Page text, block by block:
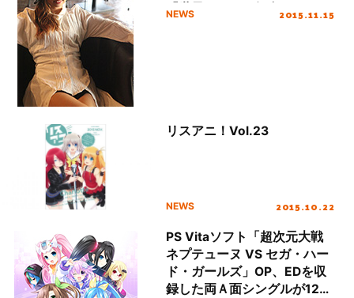
「世界は一つの舞台」ジャケ
NEWS 2015.11.15
リスアニ！Vol.23
NEWS 2015.10.22
PS Vitaソフト「超次元大戦
ネプテューヌ VS セガ・ハー
ド・ガールズ」OP、EDを収
録した両Ａ面シングルが12月